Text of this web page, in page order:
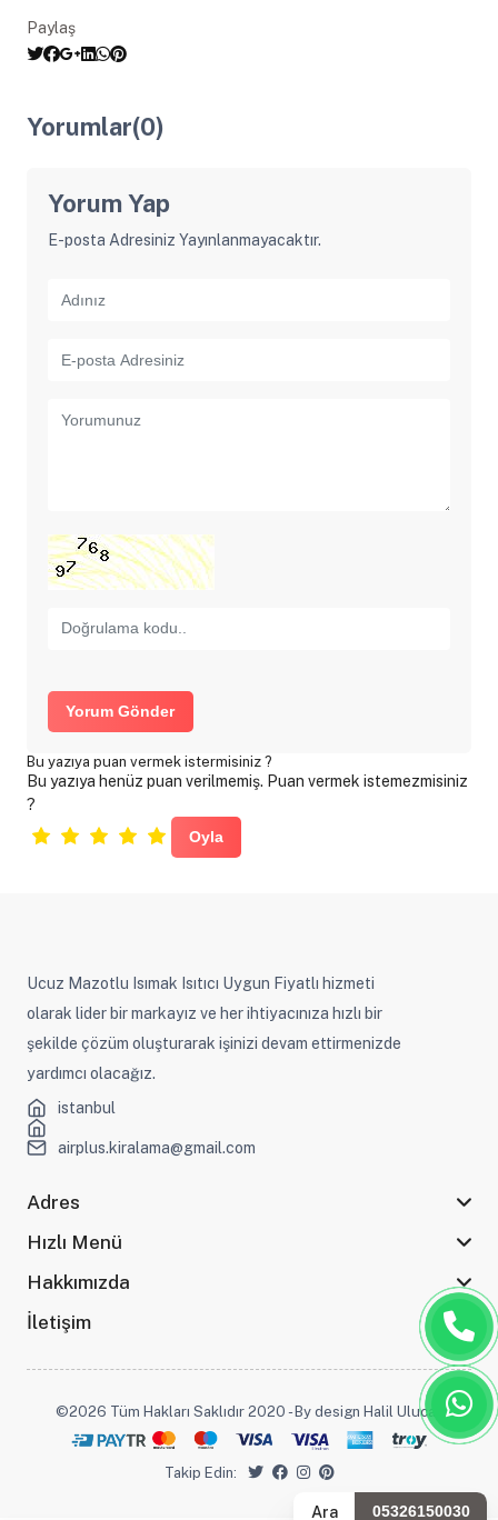
Paylaş
Yorumlar(0)
Yorum Yap
E-posta Adresiniz Yayınlanmayacaktır.
Yorum Gönder
Bu yazıya puan vermek istermisiniz ?
Bu yazıya henüz puan verilmemiş. Puan vermek istemezmisiniz
?
Ara 05326150030
Ucuz Mazotlu Isımak Isıtıcı Uygun Fiyatlı hizmeti
olarak lider bir markayız ve her ihtiyacınıza hızlı bir
şekilde çözüm oluşturarak işinizi devam ettirmenizde
yardımcı olacağız.
istanbul
airplus.kiralama@gmail.com
Adres
Hızlı Menü
Hakkımızda
İletişim
©2026 Tüm Hakları Saklıdır 2020 - By design Halil Ulucak
Takip Edin: